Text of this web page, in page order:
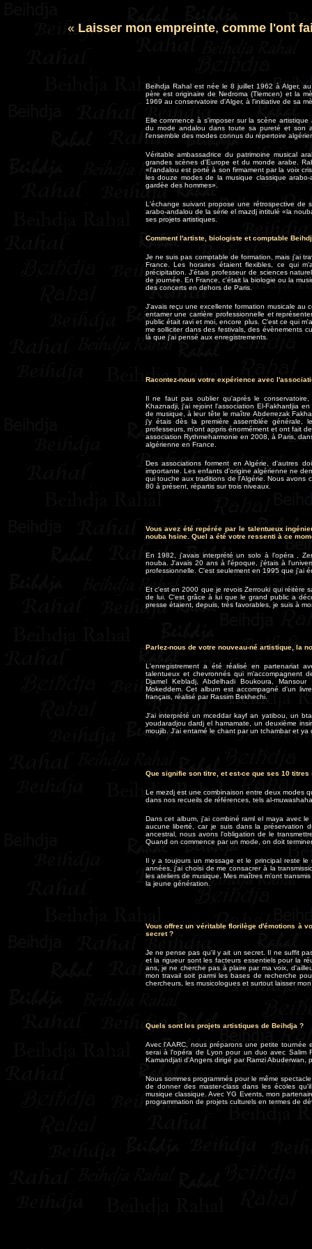
«Laisser mon empreinte, comme l'ont
Beihdja Rahal est née le 8 juillet 1962 à Alger,
père est originaire de Nedroma (Tlemcen) et la
1969 au conservatoire d'Alger, à l'initiative de sa
Elle commence à s'imposer sur la scène
du mode andalou dans toute sa pureté et son
l'ensemble des modes connus du répertoire
Véritable ambassadrice du patrimoine musical
grandes scènes d'Europe et du monde arabe.
«l'andalou est porté à son firmament par la voix
les douze modes de la musique classique
gardée des hommes».
L'échange suivant propose une rétrospective
arabo-andalou de la série el mazdj intitulé «la
ses projets artistiques.
Comment l'artiste, biologiste et comptable
Je ne suis pas comptable de formation, mais j'ai
France. Les horaires étaient flexibles, ce qui
précipitation. J'étais professeur de sciences
de journée. En France, c'était la biologie ou la
des concerts en dehors de Paris.
J'avais reçu une excellente formation musicale au
entamer une carrière professionnelle et
public était ravi et moi, encore plus. C'est ce qui
me solliciter dans des festivals, des évènements
là que j'ai pensé aux enregistrements.
Racontez-nous votre expérience avec
Il ne faut pas oublier qu'après le
Khaznadji, j'ai rejoint l'association El-Fakhardjia
de musique, à leur tête le maître Abderrezak
j'y étais dès la première assemblée
professeurs, m'ont appris énormément et ont fait
association Rythmeharmonie en 2008, à Paris,
algérienne en France.
Des associations forment en Algérie, d'autres
importante. Les enfants d'origine algérienne ne
qui touche aux traditions de l'Algérie. Nous avons
80 à présent, répartis sur trois niveaux.
Vous avez été repérée par le talentueux
nouba hsine. Quel a été votre ressenti à ce
En 1982, j'avais interprété un solo à l'opéra ,
nouba. J'avais 20 ans à l'époque, j'étais à
professionnelle. C'est seulement en 1995 que j'ai
Et c'est en 2000 que je revois Zerrouki qui réitère
de lui. C'est grâce à lui que le grand public a
presse étaient, depuis, très favorables, je suis à
Parlez-nous de votre nouveau-né artistique, la
L'enregistrement a été réalisé en partenariat
talentueux et chevronnés qui m'accompagnent
Djamel Kebladj, Abdelhadi Boukoura,
Mokeddem. Cet album est accompagné d'un
français, réalisé par Rassim Bekhechi.
J'ai interprété un mceddar kayf an yatibou, un
youdaradjou dardj el hamamate, un deuxième
moujib. J'ai entamé le chant par un tchambar et ya
Que signifie son titre, et est-ce que ses 10 titres
Le mezdj est une combinaison entre deux modes
dans nos recueils de références, tels al-
Dans cet album, j'ai combiné raml el maya avec
aucune liberté, car je suis dans la préservation
ancestral, nous avons l'obligation de le
Quand on commence par un mode, on doit
Il y a toujours un message et le principal reste
années, j'ai choisi de me consacrer à la
les ateliers de musique. Mes maîtres m'ont
la jeune génération.
Vous offrez un véritable florilège d'émotions à
secret ?
Je ne pense pas qu'il y ait un secret. Il ne suffit
et la rigueur sont les facteurs essentiels pour la
ans, je ne cherche pas à plaire par ma voix,
mon travail soit parmi les bases de recherche
chercheurs, les musicologues et surtout laisser
Quels sont les projets artistiques de Beihdja ?
Avec l'AARC, nous préparons une petite
serai à l'opéra de Lyon pour un duo avec Salim
Kamandjati d'Angers dirigé par Ramzi
Nous sommes programmés pour le même
de donner des master-class dans les écoles
musique classique. Avec YG Events, mon
programmation de projets culturels en termes de